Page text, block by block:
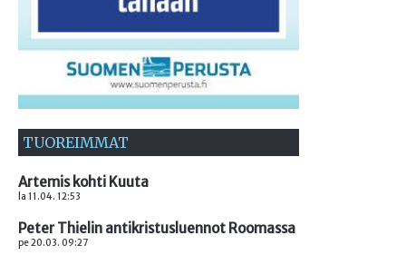
TUOREIMMAT
Artemis kohti Kuuta
la 11.04. 12:53
Peter Thielin antikristusluennot Roomassa
pe 20.03. 09:27